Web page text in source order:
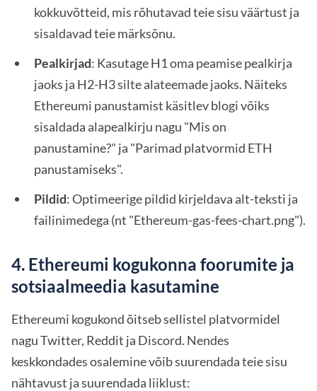
kokkuvõtteid, mis rõhutavad teie sisu väärtust ja
sisaldavad teie märksõnu.
Pealkirjad: Kasutage H1 oma peamise pealkirja
jaoks ja H2-H3 silte alateemade jaoks. Näiteks
Ethereumi panustamist käsitlev blogi võiks
sisaldada alapealkirju nagu "Mis on
panustamine?" ja "Parimad platvormid ETH
panustamiseks".
Pildid: Optimeerige pildid kirjeldava alt-teksti ja
failinimedega (nt "Ethereum-gas-fees-chart.png").
4. Ethereumi kogukonna foorumite ja
sotsiaalmeedia kasutamine
Ethereumi kogukond õitseb sellistel platvormidel
nagu Twitter, Reddit ja Discord. Nendes
keskkondades osalemine võib suurendada teie sisu
nähtavust ja suurendada liiklust: